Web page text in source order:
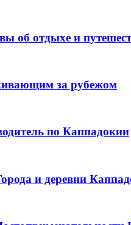
об отдыхе и
за рубежом
по Каппадокии
и деревни